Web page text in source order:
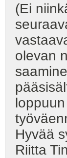
(Ei
olevan
Hyvää
Riitta